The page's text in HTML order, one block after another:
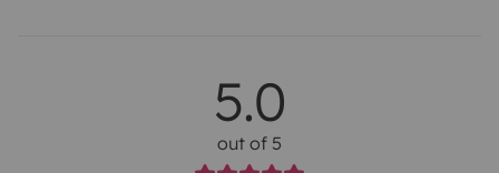
5.0
out of 5